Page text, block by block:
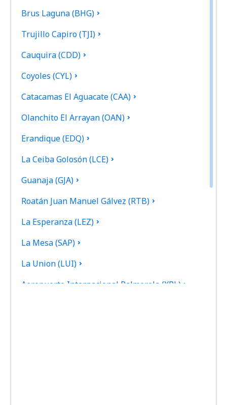
Brus Laguna (BHG)
Trujillo Capiro (TJI)
Cauquira (CDD)
Coyoles (CYL)
Catacamas El Aguacate (CAA)
Olanchito El Arrayan (OAN)
Erandique (EDQ)
La Ceiba Golosón (LCE)
Guanaja (GJA)
Roatán Juan Manuel Gálvez (RTB)
La Esperanza (LEZ)
La Mesa (SAP)
La Union (LUI)
Aeropuerto Internacional Palmerola (XPL)